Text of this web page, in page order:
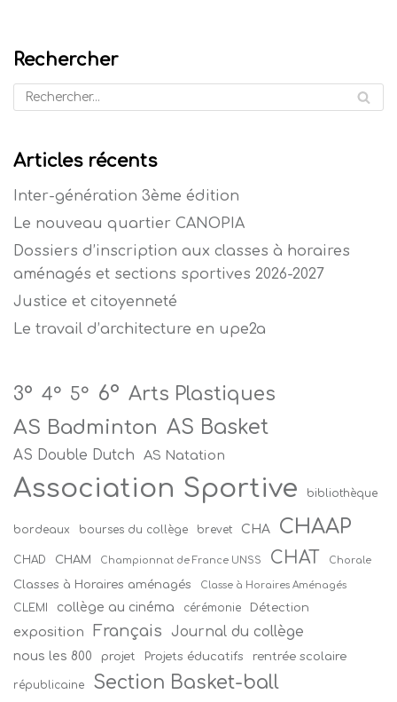
Rechercher
Articles récents
Inter-génération 3ème édition
Le nouveau quartier CANOPIA
Dossiers d’inscription aux classes à horaires
aménagés et sections sportives 2026-2027
Justice et citoyenneté
Le travail d’architecture en upe2a
3° 4° 5° 6° Arts Plastiques
AS Badminton AS Basket
AS Double Dutch AS Natation
Association Sportive bibliothèque
bordeaux bourses du collège brevet CHA CHAAP
CHAD CHAM Championnat de France UNSS CHAT Chorale
Classes à Horaires aménagés Classe à Horaires Aménagés
CLEMI collège au cinéma cérémonie Détection
exposition Français Journal du collège
nous les 800 projet Projets éducatifs rentrée scolaire
républicaine Section Basket-ball